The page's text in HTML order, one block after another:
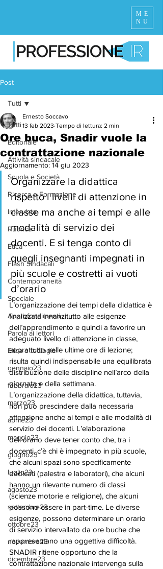
ME
NU
Post
Tutti
Editoriale
Attività sindacale
Scuola e Società
Ricerca e Formazione
Intervista
Rubrica
Etica
Flash Sindacali
Contemporaneità
Speciale
Approfondimenti
Parola ai lettori
Etica e teologia
gennaio23
febbraio23
marzo23
aprile23
maggio23
giugno23
luglio23
agosto23
settembre23
ottobre23
novembre23
dicembre23
Tutti
Ore buca, Snadir vuole la
contrattazione nazionale
Ernesto Soccavo
13 feb 2023 Tempo di lettura: 2 min
Aggiornamento: 14 giu 2023
Organizzare la didattica
rispetto i livelli di attenzione in
classe ma anche ai tempi e alle
modalità di servizio dei
docenti. E si tenga conto di
quegli insegnanti impegnati in
più scuole e costretti ai vuoti
d’orario
L’organizzazione dei tempi della didattica è
finalizzata innanzitutto alle esigenze
dell’apprendimento e quindi a favorire un
adeguato livello di attenzione in classe,
soprattutto nelle ultime ore di lezione;
risulta quindi indispensabile una equilibrata
distribuzione delle discipline nell’arco della
giornata e della settimana.
L’organizzazione della didattica, tuttavia,
non può prescindere dalla necessaria
attenzione anche ai tempi e alle modalità di
servizio dei docenti. L’elaborazione
dell’orario deve tener conto che, tra i
docenti, c’è chi è impegnato in più scuole,
che alcuni spazi sono specificamente
dedicati (palestra e laboratori), che alcuni
hanno un rilevante numero di classi
(scienze motorie e religione), che alcuni
possono essere in part-time. Le diverse
esigenze, possono determinare un orario
di servizio intervallato da ore buche che
rappresentano una oggettiva difficoltà.
SNADIR ritiene opportuno che la
contrattazione nazionale intervenga sulla